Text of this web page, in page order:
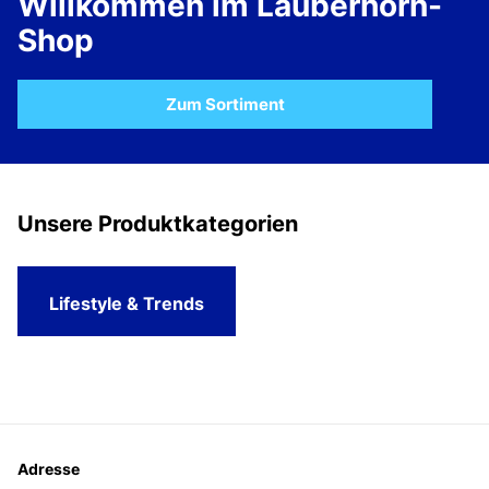
Shop
Zum Sortiment
homepage
Unsere Produktkategorien
Lifestyle & Trends
Adresse